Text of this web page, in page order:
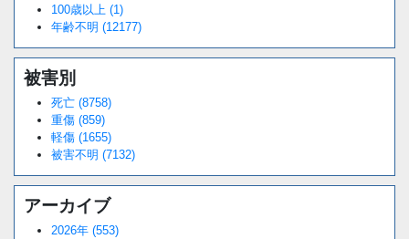
100歳以上 (1)
年齢不明 (12177)
被害別
死亡 (8758)
重傷 (859)
軽傷 (1655)
被害不明 (7132)
アーカイブ
2026年 (553)